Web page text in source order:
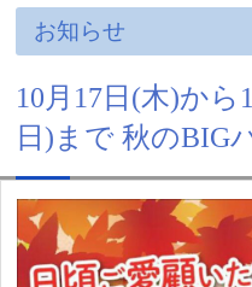
お知らせ
10月17日(木)から
日)まで 秋のBIG